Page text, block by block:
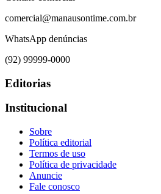
comercial@manausontime.com.br
WhatsApp denúncias
(92) 99999-0000
Editorias
Institucional
Sobre
Política editorial
Termos de uso
Política de privacidade
Anuncie
Fale conosco